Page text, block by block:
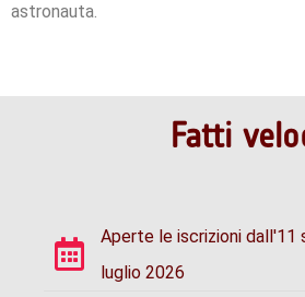
astronauta.
Fatti
Aperte le iscrizioni
luglio 2026